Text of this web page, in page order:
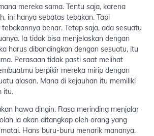
mereka sama. Tentu saja, karena
ini hanya sebatas tebakan. Tapi
benar. Tetap saja, ada sesuatu
Ia tidak bisa menjelaskan dengan
harus dibandingkan dengan sesuatu, itu
Perasaan tidak pasti saat melihat
berpikir mereka mirip dengan
alasan. Mana di kejauhan itu memiliki
itu.
hawa dingin. Rasa merinding menjalar
ia akan ditangkap oleh orang yang
Hans buru-buru menarik mananya.